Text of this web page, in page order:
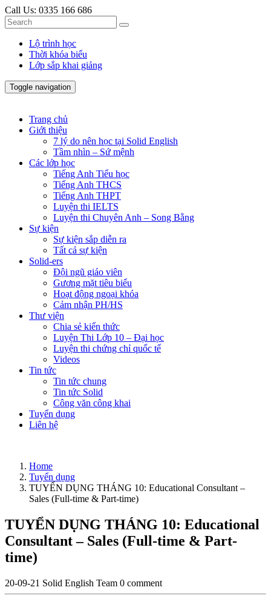
Call Us: 0335 166 686
Lộ trình học
Thời khóa biểu
Lớp sắp khai giảng
Toggle navigation
Trang chủ
Giới thiệu
7 lý do nên học tại Solid English
Tầm nhìn – Sứ mệnh
Các lớp học
Tiếng Anh Tiểu học
Tiếng Anh THCS
Tiếng Anh THPT
Luyện thi IELTS
Luyện thi Chuyên Anh – Song Bằng
Sự kiện
Sự kiện sắp diễn ra
Tất cả sự kiện
Solid-ers
Đội ngũ giáo viên
Gương mặt tiêu biểu
Hoạt động ngoại khóa
Cảm nhận PH/HS
Thư viện
Chia sẻ kiến thức
Luyện Thi Lớp 10 – Đại học
Luyện thi chứng chỉ quốc tế
Videos
Tin tức
Tin tức chung
Tin tức Solid
Công văn công khai
Tuyển dụng
Liên hệ
Home
Tuyển dụng
TUYỂN DỤNG THÁNG 10: Educational Consultant –
Sales (Full-time & Part-time)
TUYỂN DỤNG THÁNG 10: Educational
Consultant – Sales (Full-time & Part-
time)
20-09-21 Solid English Team 0 comment